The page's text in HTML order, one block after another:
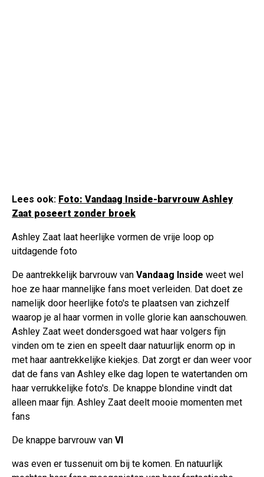
Lees ook: Foto: Vandaag Inside-barvrouw Ashley
Zaat poseert zonder broek
Ashley Zaat laat heerlijke vormen de vrije loop op
uitdagende foto
De aantrekkelijk barvrouw van Vandaag Inside weet wel
hoe ze haar mannelijke fans moet verleiden. Dat doet ze
namelijk door heerlijke foto's te plaatsen van zichzelf
waarop je al haar vormen in volle glorie kan aanschouwen.
Ashley Zaat weet dondersgoed wat haar volgers fijn
vinden om te zien en speelt daar natuurlijk enorm op in
met haar aantrekkelijke kiekjes. Dat zorgt er dan weer voor
dat de fans van Ashley elke dag lopen te watertanden om
haar verrukkelijke foto's. De knappe blondine vindt dat
alleen maar fijn. Ashley Zaat deelt mooie momenten met
fans
De knappe barvrouw van VI
was even er tussenuit om bij te komen. En natuurlijk